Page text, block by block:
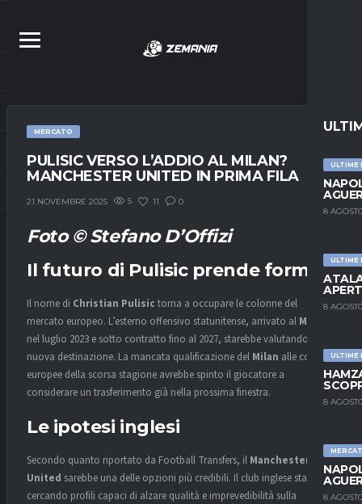
ULTIME
8
ULTIME
8
ULTIME
8
8
MERCATO
PULISIC VERSO L’ADDIO AL MILAN?
MANCHESTER UNITED IN PRIMA FILA
21 NOVEMBRE 2025 5 11 0
Foto © Stefano D’Offizi
Il futuro di Pulisic prende forma
Il nome di Christian Pulisic torna a occupare le colonne del
mercato europeo. L’esterno offensivo statunitense, arrivato al Milan
nel luglio 2023 e sotto contratto fino al 2027, starebbe valutando una
nuova destinazione. La mancata qualificazione del Milan alle coppe
europee della scorsa stagione avrebbe spinto il giocatore a
considerare un trasferimento già nella prossima finestra.
Le ipotesi inglesi
Secondo quanto riportato da Football Transfers, il Manchester
United sarebbe una delle opzioni più credibili. Il club inglese sta
cercando profili capaci di alzare qualità e imprevedibilità sulla